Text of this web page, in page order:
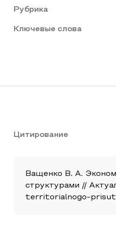
Рубрика
Ключевые слова
Цитирование
Ващенко В. А.
структурами //
territorialnogo-